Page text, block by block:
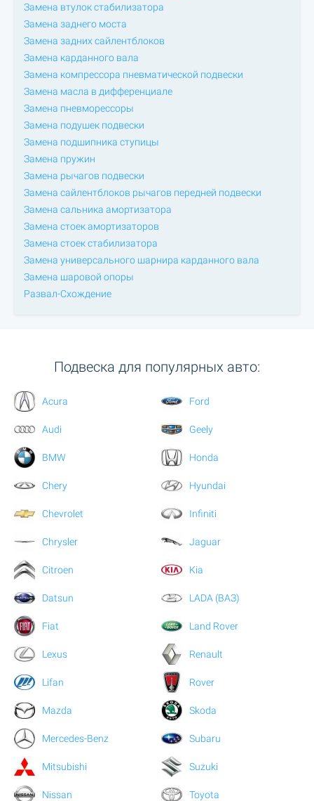
Замена втулок стабилизатора
Замена заднего моста
Замена задних сайлентблоков
Замена карданного вала
Замена компрессора пневматической подвески
Замена масла в дифференциале
Замена пневморессоры
Замена подушек подвески
Замена подшипника ступицы
Замена пружин
Замена рычагов подвески
Замена сайлентблоков рычагов передней подвески
Замена сальника амортизатора
Замена стоек амортизаторов
Замена стоек стабилизатора
Замена универсального шарнира карданного вала
Замена шаровой опоры
Развал-Схождение
Подвеска для популярных авто:
Acura
Audi
BMW
Chery
Chevrolet
Chrysler
Citroen
Datsun
Fiat
Ford
Geely
Honda
Hyundai
Infiniti
Jaguar
Kia
LADA (ВАЗ)
Land Rover
Lexus
Lifan
Mazda
Mercedes-Benz
Mitsubishi
Nissan
Renault
Rover
Skoda
Subaru
Suzuki
Toyota